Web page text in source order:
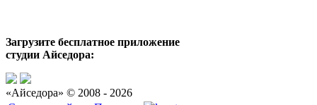
Загрузите бесплатное приложение
студии Айседора:
«Айседора» © 2008 - 2026